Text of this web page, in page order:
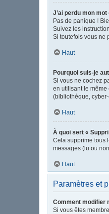
J’ai perdu mon mot
Pas de panique !
Suivez les
Si toutefois vous ne
Haut
Pourquoi suis-je
Si vous ne cochez
en utilisant le même
(bibliothèque,
Haut
À quoi sert «
Cela supprime tous
messages (lu ou
Haut
Paramètres et
Comment modifier
Si vous êtes